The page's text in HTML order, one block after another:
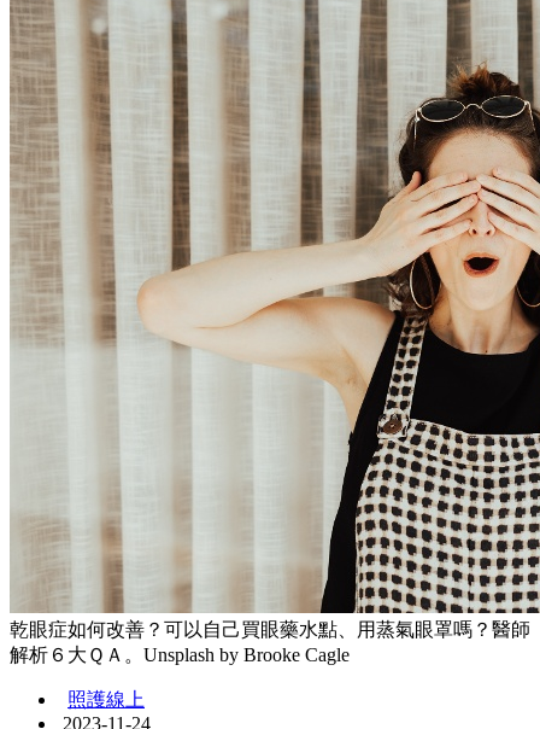
乾眼症如何改善？可以自己買眼藥水點、用蒸氣眼罩嗎？醫師
解析６大ＱＡ。Unsplash by Brooke Cagle
照護線上
2023-11-24